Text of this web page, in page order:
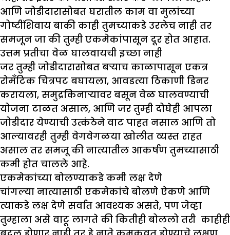
आणि जोडीदारासोबत घरातील काम वा मुलांच्या
गोष्टींशिवाय बाकी काही तुमच्याकडे उरलेच नाही तर
समजून जा की तुम्ही एकमेकांपासून दूर होत आहात.
उत्तम प्रतीचा वेळ घालवायची इच्छा नाही
जर तुम्ही जोडीदारासोबत बऱ्याच काळापासून एकत्र
रोमँटिक चित्रपट बघायला, आवडत्या ठिकाणी डिनर
करायला, समुद्रकिनाऱ्यावर बसून वेळ घालवण्याची
योजना टाळत असाल, आणि जर तुम्ही दोघेही आपला
जोडीदार येण्याची उत्कंठेने वाट पाहत नसाल आणि तो
आल्यावरही तुम्ही वेगवेगळया खोलीत व्यस्त राहत
असाल तर समजू की नात्यातील आकर्षण तुमच्यासाठी
कमी होत चालले आहे.
एकमेकांच्या बोलण्याकडे कमी लक्ष देणे
चांगल्या नात्यासाठी एकमेकांचे बोलणे ऐकणे आणि
त्याकडे लक्ष देणे सर्वात आवश्यक असते, पण जेव्हा
तुम्हाला असे वाटू लागते की कितीही बोललो तरी काहीही